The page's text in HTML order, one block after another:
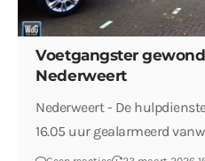
Voetgangster
Nederweert
Nederweert - De
16.05 uur gealarmeerd